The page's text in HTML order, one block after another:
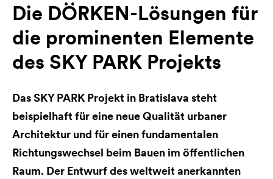
Die DÖRKEN-Lösungen für
die prominenten Elemente
des SKY PARK Projekts
Das SKY PARK Projekt in Bratislava steht
beispielhaft für eine neue Qualität urbaner
Architektur und für einen fundamentalen
Richtungswechsel beim Bauen im öffentlichen
Raum. Der Entwurf des weltweit anerkannten